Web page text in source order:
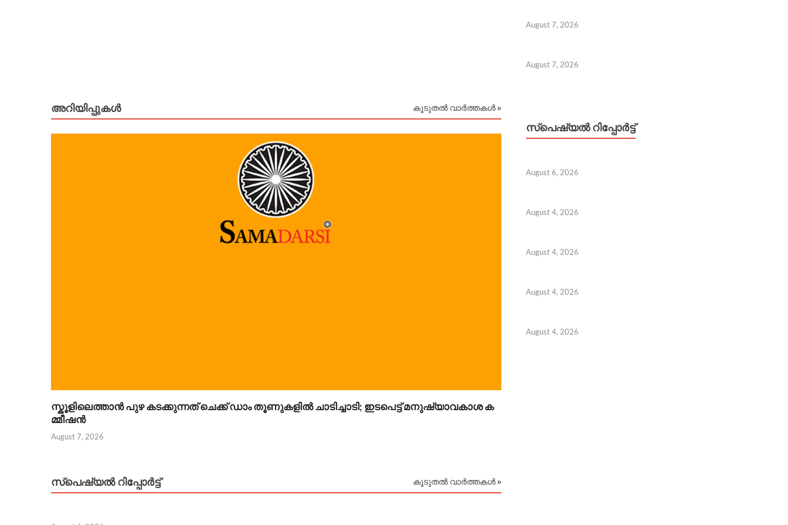
അറിയിപ്പുകള്‍ കൂടുതൽ വാർത്തകൾ »
സ്കൂളിലെത്താൻ പുഴ കടക്കുന്നത് ചെക്ക് ഡാം തൂണുകളിൽ ചാടിച്ചാടി; ഇടപെട്ട് മനുഷ്യാവകാശ ക
മ്മീഷൻ
August 7, 2026
സ്പെഷ്യൽ റിപ്പോര്‍ട്ട് കൂടുതൽ വാർത്തകൾ »
August 7, 2026
August 7, 2026
സ്പെഷ്യൽ റിപ്പോര്‍ട്ട്
August 6, 2026
August 4, 2026
August 4, 2026
August 4, 2026
August 4, 2026